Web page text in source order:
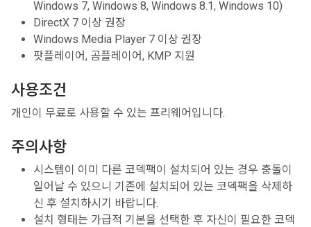
Windows 7, Windows 8, Windows 8.1, Windows 10)
DirectX 7 이상 권장
Windows Media Player 7 이상 권장
팟플레이어, 곰플레이어, KMP 지원
사용조건
개인이 무료로 사용할 수 있는 프리웨어입니다.
주의사항
시스템이 이미 다른 코덱팩이 설치되어 있는 경우 충돌이
일어날 수 있으니 기존에 설치되어 있는 코덱팩을 삭제하
신 후 설치하시기 바랍니다.
설치 형태는 가급적 기본을 선택한 후 자신이 필요한 코덱